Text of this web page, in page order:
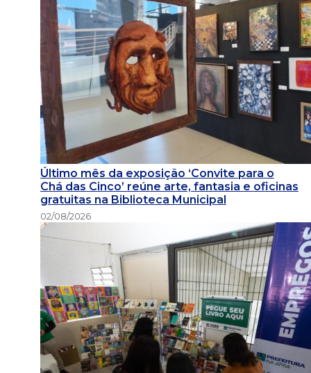
Último mês da exposição ‘Convite para o
Chá das Cinco’ reúne arte, fantasia e oficinas
gratuitas na Biblioteca Municipal
02/08/2026